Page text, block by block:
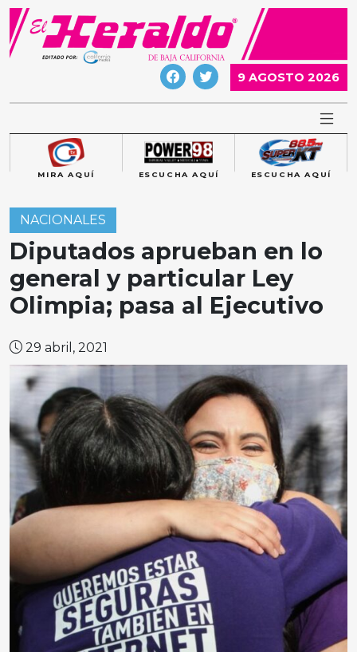
Skip
content
9 AGOSTO 2026
MIRA AQUÍ ESCUCHA AQUÍ ESCUCHA AQUÍ
NACIONALES
Diputados aprueban en lo
general y particular Ley
Olimpia; pasa al Ejecutivo
29 abril, 2021